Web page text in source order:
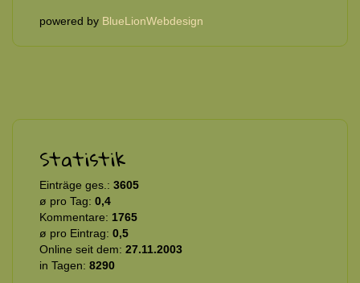
powered by BlueLionWebdesign
Statistik
Einträge ges.: 3605
ø pro Tag: 0,4
Kommentare: 1765
ø pro Eintrag: 0,5
Online seit dem: 27.11.2003
in Tagen: 8290